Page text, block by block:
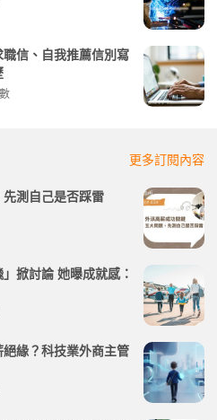
信、自我推薦信別寫
更多訂閱內容
測自己是否踩雷
掀討論 她曝成就感：
緣？科技業外商主管